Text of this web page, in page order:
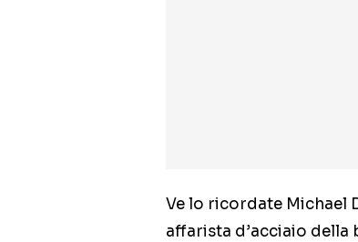
Ve lo ricordate Michael
affarista d’acciaio della